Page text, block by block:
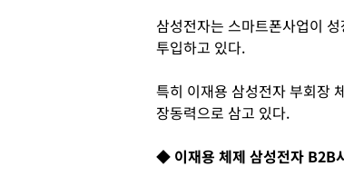
삼성전자는 스마트폰사업이
투입하고 있다.
특히 이재용 삼성전자 부회장
장동력으로 삼고 있다.
◆ 이재용 체제 삼성전자 B2B